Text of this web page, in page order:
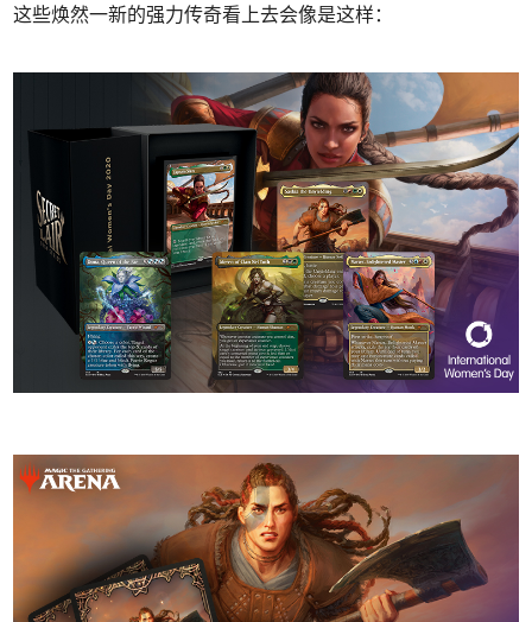
这些焕然一新的强力传奇看上去会像是这样：